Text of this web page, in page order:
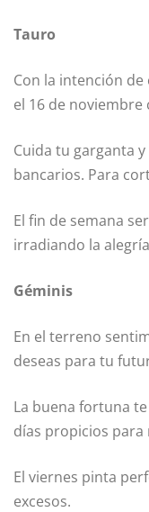
Tauro
Con la intención
el 16 de noviembre
Cuida tu garganta
bancarios. Para
El fin de semana
irradiando la
Géminis
En el terreno
deseas para tu
La buena fortuna
días propicios
El viernes pinta
excesos.